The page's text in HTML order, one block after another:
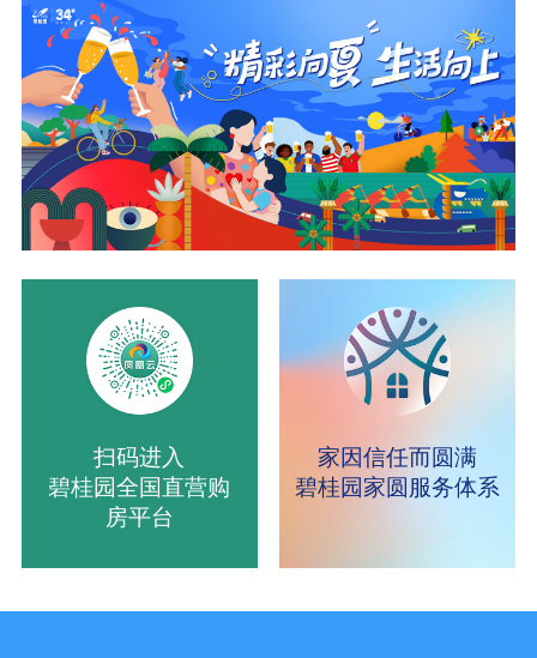
家因信任而圆满
碧桂园家圆服务体系
扫码进入
碧桂园全国直营购
房平台